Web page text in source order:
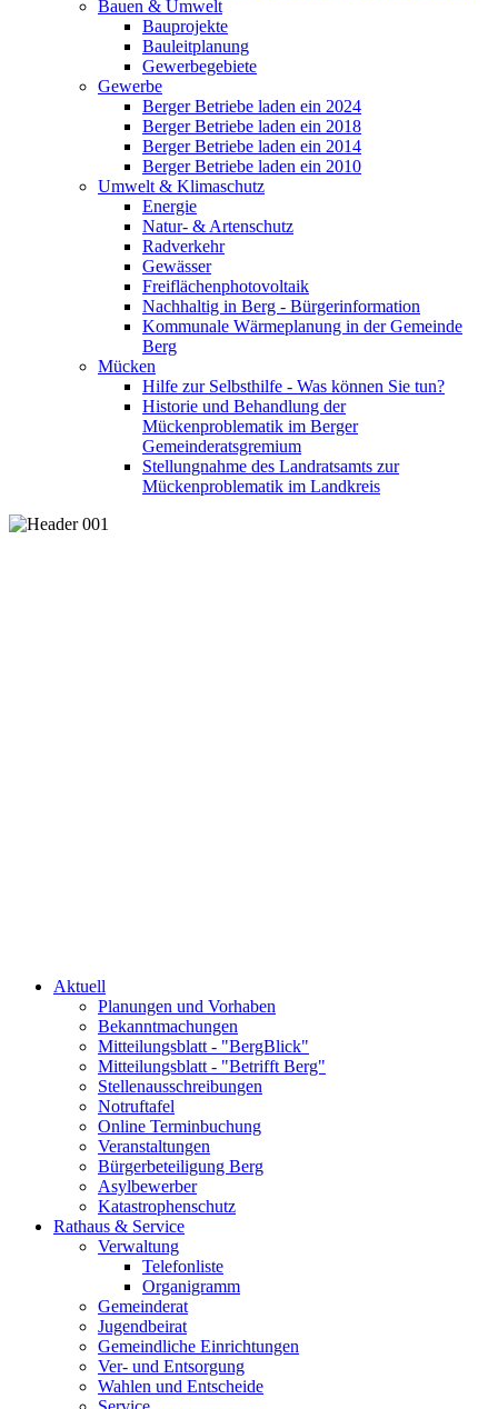
Bauen & Umwelt
Bauprojekte
Bauleitplanung
Gewerbegebiete
Gewerbe
Berger Betriebe laden ein 2024
Berger Betriebe laden ein 2018
Berger Betriebe laden ein 2014
Berger Betriebe laden ein 2010
Umwelt & Klimaschutz
Energie
Natur- & Artenschutz
Radverkehr
Gewässer
Freiflächenphotovoltaik
Nachhaltig in Berg - Bürgerinformation
Kommunale Wärmeplanung in der Gemeinde
Berg
Mücken
Hilfe zur Selbsthilfe - Was können Sie tun?
Historie und Behandlung der
Mückenproblematik im Berger
Gemeinderatsgremium
Stellungnahme des Landratsamts zur
Mückenproblematik im Landkreis
Aktuell
Planungen und Vorhaben
Bekanntmachungen
Mitteilungsblatt - "BergBlick"
Mitteilungsblatt - "Betrifft Berg"
Stellenausschreibungen
Notruftafel
Online Terminbuchung
Veranstaltungen
Bürgerbeteiligung Berg
Asylbewerber
Katastrophenschutz
Rathaus & Service
Verwaltung
Telefonliste
Organigramm
Gemeinderat
Jugendbeirat
Gemeindliche Einrichtungen
Ver- und Entsorgung
Wahlen und Entscheide